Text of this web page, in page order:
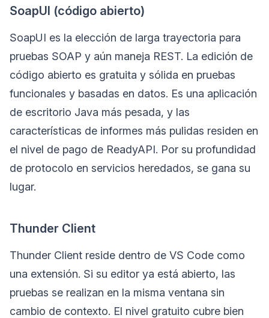
SoapUI (código abierto)
SoapUI es la elección de larga trayectoria para
pruebas SOAP y aún maneja REST. La edición de
código abierto es gratuita y sólida en pruebas
funcionales y basadas en datos. Es una aplicación
de escritorio Java más pesada, y las
características de informes más pulidas residen en
el nivel de pago de ReadyAPI. Por su profundidad
de protocolo en servicios heredados, se gana su
lugar.
Thunder Client
Thunder Client reside dentro de VS Code como
una extensión. Si su editor ya está abierto, las
pruebas se realizan en la misma ventana sin
cambio de contexto. El nivel gratuito cubre bien